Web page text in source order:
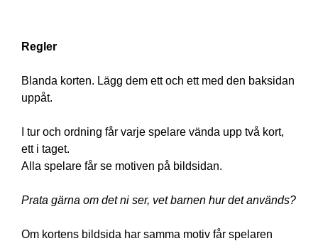
Regler
Blanda korten. Lägg dem ett och ett med den baksidan
uppåt.
I tur och ordning får varje spelare vända upp två kort,
ett i taget.
Alla spelare får se motiven på bildsidan.
Prata gärna om det ni ser, vet barnen hur det används?
Om kortens bildsida har samma motiv får spelaren